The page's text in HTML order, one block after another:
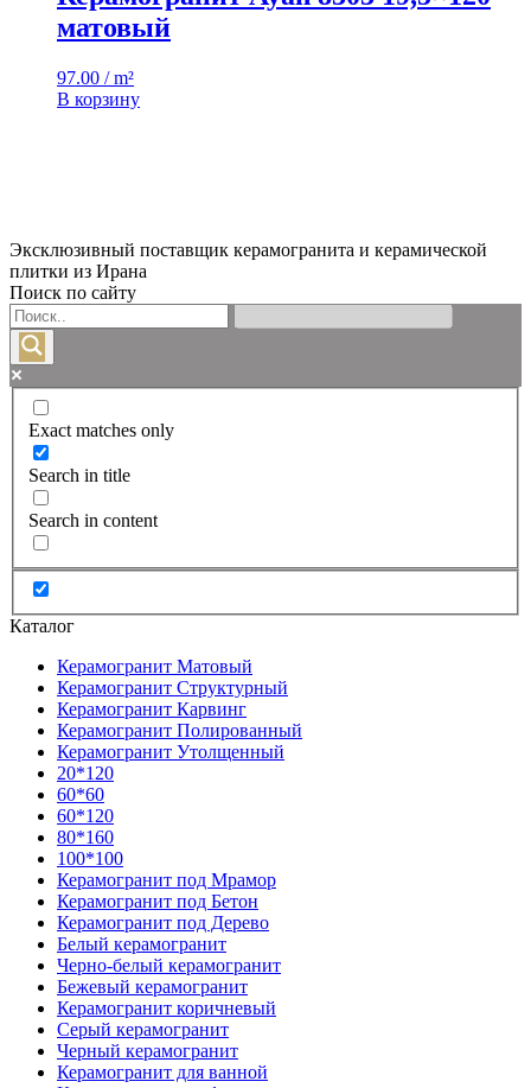
матовый
97.00 / m²
В корзину
Эксклюзивный поставщик керамогранита и керамической
плитки из Ирана
Поиск по сайту
Exact matches only
Search in title
Search in content
Каталог
Керамогранит Матовый
Керамогранит Структурный
Керамогранит Карвинг
Керамогранит Полированный
Керамогранит Утолщенный
20*120
60*60
60*120
80*160
100*100
Керамогранит под Мрамор
Керамогранит под Бетон
Керамогранит под Дерево
Белый керамогранит
Черно-белый керамогранит
Бежевый керамогранит
Керамогранит коричневый
Серый керамогранит
Черный керамогранит
Керамогранит для ванной